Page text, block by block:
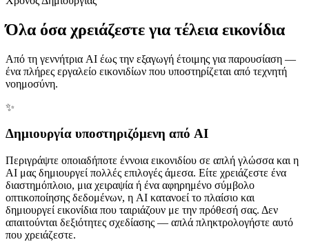
Όλα όσα χρειάζεστε για τέλεια εικονίδια
Από τη γεννήτρια AI έως την εξαγωγή έτοιμης για παρουσίαση —
ένα πλήρες εργαλείο εικονιδίων που υποστηρίζεται από τεχνητή
νοημοσύνη.
✨
Δημιουργία υποστηριζόμενη από AI
Περιγράψτε οποιαδήποτε έννοια εικονιδίου σε απλή γλώσσα και η
AI μας δημιουργεί πολλές επιλογές άμεσα. Είτε χρειάζεστε ένα
διαστημόπλοιο, μια χειραψία ή ένα αφηρημένο σύμβολο
οπτικοποίησης δεδομένων, η AI κατανοεί το πλαίσιο και
δημιουργεί εικονίδια που ταιριάζουν με την πρόθεσή σας. Δεν
απαιτούνται δεξιότητες σχεδίασης — απλά πληκτρολογήστε αυτό
που χρειάζεστε.